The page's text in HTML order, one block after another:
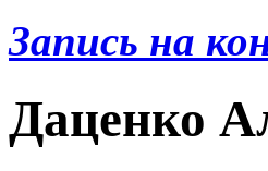
Запись на
Даценко